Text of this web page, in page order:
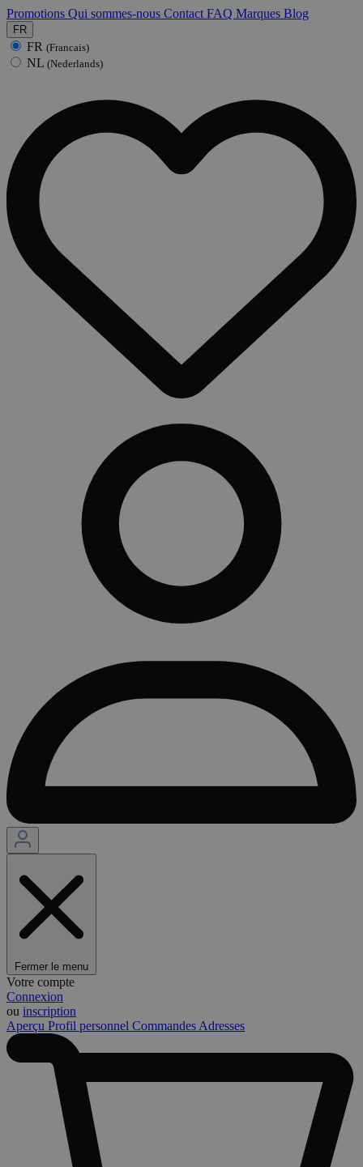
Promotions Qui sommes-nous Contact FAQ Marques Blog
FR
FR (Francais)
NL (Nederlands)
Fermer le menu
Votre compte
Connexion
ou inscription
Aperçu Profil personnel Commandes Adresses